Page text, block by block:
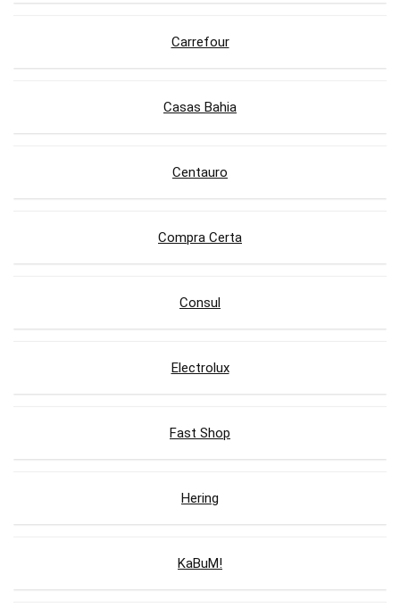
Carrefour
Casas Bahia
Centauro
Compra Certa
Consul
Electrolux
Fast Shop
Hering
KaBuM!